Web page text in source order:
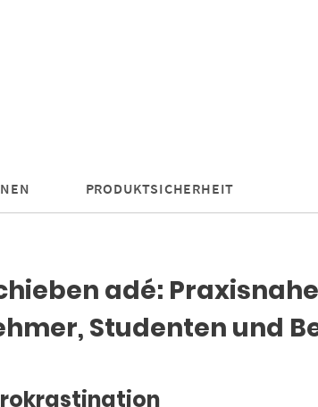
PRODUKTSICHERHEIT
adé:
Studenten und